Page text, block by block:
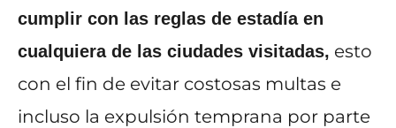
cumplir con las reglas de estadía en
cualquiera de las ciudades visitadas, esto
con el fin de evitar costosas multas e
incluso la expulsión temprana por parte